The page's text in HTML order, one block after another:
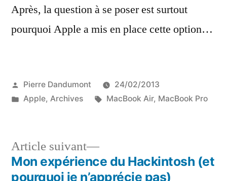
Après, la question à se poser est surtout
pourquoi Apple a mis en place cette option…
Publié
par
Pierre Dandumont
24/02/2013
Publié
Apple, Archives Étiquettes :
MacBook Air, MacBook Pro
Navigation
Article suivant
Article
suivant :
Mon expérience du Hackintosh (et
pourquoi je n’apprécie pas)